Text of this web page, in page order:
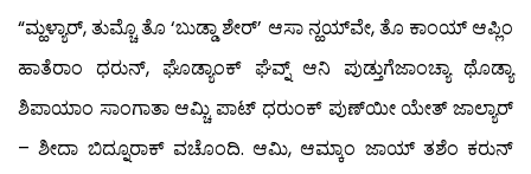
“ಮ್ಹಳ್ಯಾರ್, ತುಮ್ಚೊ ತೊ ‘ಬುಡ್ಡಾ ಶೇರ್’ ಆಸಾ ನ್ಹಯ್‍ವೇ, ತೊ ಕಾಂಯ್ ಆಪ್ಲಿಂ
ಹಾತೆರಾಂ ಧರುನ್, ಘೊಡ್ಯಾಂಕ್ ಘೆವ್ನ್ ಆನಿ ಪುಡ್ತುಗೆಜಾಂಚ್ಯಾ ಥೊಡ್ಯಾ
ಶಿಪಾಯಾಂ ಸಾಂಗಾತಾ ಆಮ್ಚಿ ಪಾಟ್ ಧರುಂಕ್ ಪುಣ್‍ಯೀ ಯೇತ್ ಜಾಲ್ಯಾರ್
– ಶೀದಾ ಬಿದ್ನೂರಾಕ್ ವಚೊಂದಿ. ಆಮಿ, ಆಮ್ಕಾಂ ಜಾಯ್ ತಶೆಂ ಕರುನ್